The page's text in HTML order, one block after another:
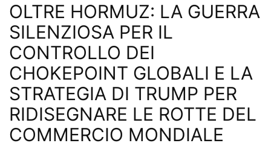
OLTRE HORMUZ: LA GUERRA
SILENZIOSA PER IL
CONTROLLO DEI
CHOKEPOINT GLOBALI E LA
STRATEGIA DI TRUMP PER
RIDISEGNARE LE ROTTE DEL
COMMERCIO MONDIALE